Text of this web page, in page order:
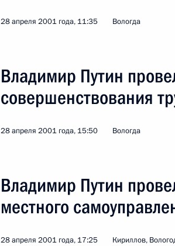
Россия 9 октября 2001 года
28 апреля 2001 года, 11:35 Вологда
Владимир Путин
совершенствования
28 апреля 2001 года, 15:50 Вологда
Владимир Путин
местного
28 апреля 2001 года, 17:25 Кириллов,